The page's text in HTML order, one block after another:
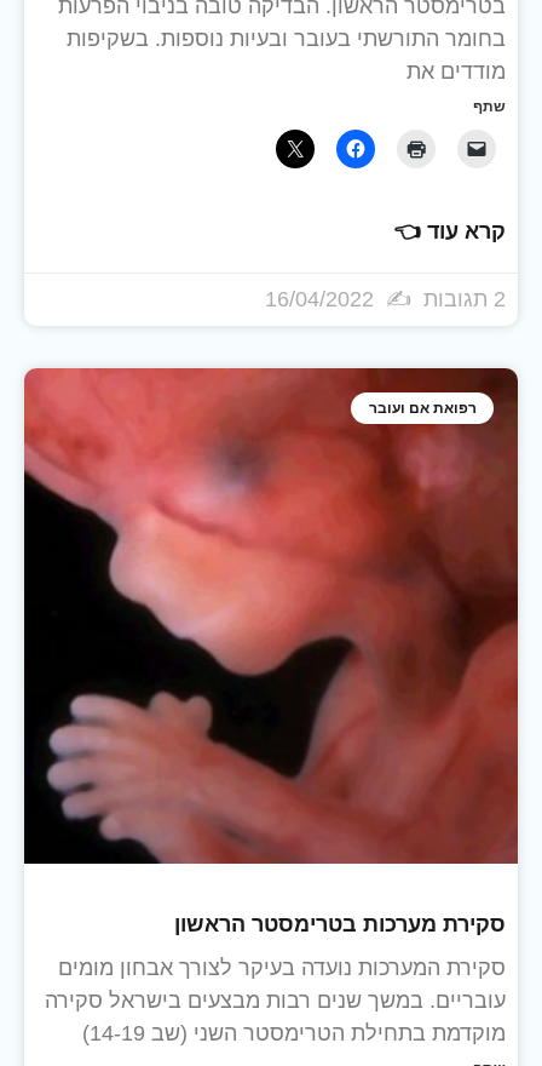
בטרימסטר הראשון. הבדיקה טובה בניבוי הפרעות
בחומר התורשתי בעובר ובעיות נוספות. בשקיפות
מודדים את
שתף
קרא עוד 👈
2 תגובות
רפואת אם ועובר
סקירת מערכות בטרימסטר הראשון
סקירת המערכות נועדה בעיקר לצורך אבחון מומים
עובריים. במשך שנים רבות מבצעים בישראל סקירה
מוקדמת בתחילת הטרימסטר השני (שב 14-19)